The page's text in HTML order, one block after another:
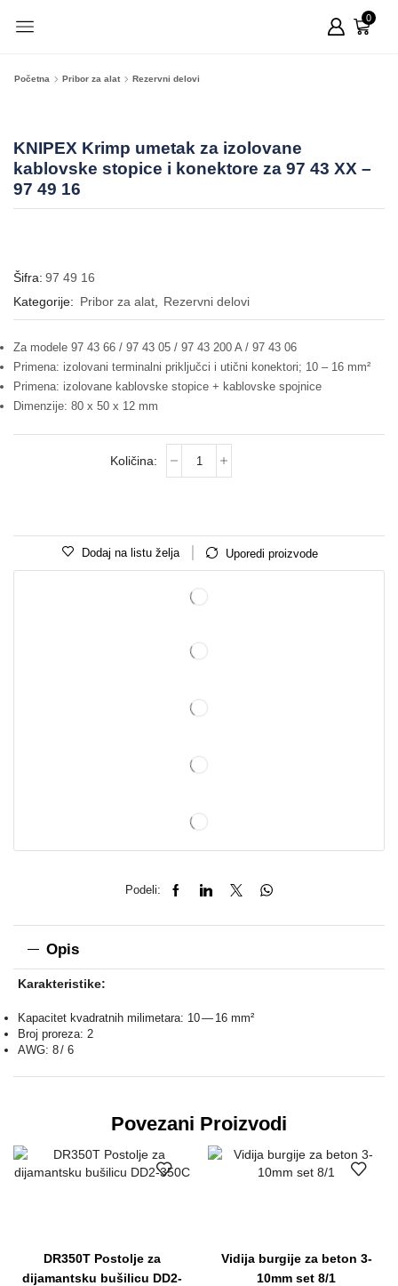
0
Početna Pribor za alat Rezervni delovi
KNIPEX Krimp umetak za izolovane
kablovske stopice i konektore za 97 43 XX –
97 49 16
Šifra: 97 49 16
Kategorije: Pribor za alat Rezervni delovi
Za modele 97 43 66 / 97 43 05 / 97 43 200 A / 97 43 06
Primena: izolovani terminalni priključci i utični konektori; 10 – 16 mm²
Primena: izolovane kablovske stopice + kablovske spojnice
Dimenzije: 80 x 50 x 12 mm
Dodaj na listu želja Uporedi proizvode
Podeli:
Opis
Karakteristike:
Kapacitet kvadratnih milimetara: 10 — 16 mm²
Broj proreza: 2
AWG: 8 / 6
Povezani Proizvodi
DR350T Postolje za
dijamantsku bušilicu DD2-
Vidija burgije za beton 3-
10mm set 8/1